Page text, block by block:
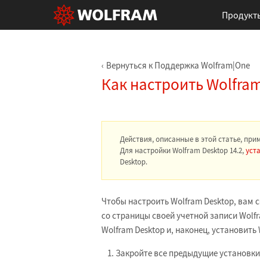
Вернуться к Поддержка Wolfram|One
Как настроить
Действия, описанные в этой статье,
Для настройки Wolfram Desktop 14.2,
Desktop.
Чтобы настроить Wolfram Desktop, вам
со страницы своей учетной записи
Wolfram Desktop и, наконец,
Закройте все предыдущие